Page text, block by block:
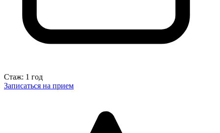
Стаж: 1 год
Записаться на прием